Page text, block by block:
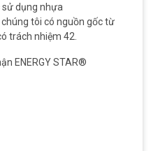
sử dụng nhựa
tôi có nguồn gốc từ
trách nhiệm 42.
ENERGY STAR®